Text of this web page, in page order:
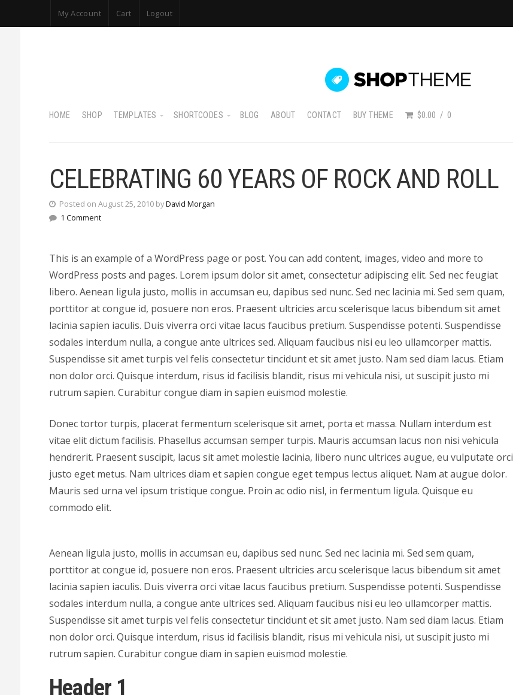
My Account Cart Logout
HOME SHOP TEMPLATES SHORTCODES BLOG ABOUT CONTACT BUY THEME $0.00 0
CELEBRATING 60 YEARS OF ROCK AND ROLL
Posted on August 25, 2010 byDavid Morgan
1 Comment
This is an example of a WordPress page or post. You can add content, images, video and more to
WordPress posts and pages. Lorem ipsum dolor sit amet, consectetur adipiscing elit. Sed nec feugiat
libero. Aenean ligula justo, mollis in accumsan eu, dapibus sed nunc. Sed nec lacinia mi. Sed sem quam,
porttitor at congue id, posuere non eros. Praesent ultricies arcu scelerisque lacus bibendum sit amet
lacinia sapien iaculis. Duis viverra orci vitae lacus faucibus pretium. Suspendisse potenti. Suspendisse
sodales interdum nulla, a congue ante ultrices sed. Aliquam faucibus nisi eu leo ullamcorper mattis.
Suspendisse sit amet turpis vel felis consectetur tincidunt et sit amet justo. Nam sed diam lacus. Etiam
non dolor orci. Quisque interdum, risus id facilisis blandit, risus mi vehicula nisi, ut suscipit justo mi
rutrum sapien. Curabitur congue diam in sapien euismod molestie.
Donec tortor turpis, placerat fermentum scelerisque sit amet, porta et massa. Nullam interdum est
vitae elit dictum facilisis. Phasellus accumsan semper turpis. Mauris accumsan lacus non nisi vehicula
hendrerit. Praesent suscipit, lacus sit amet molestie lacinia, libero nunc ultrices augue, eu vulputate orci
justo eget metus. Nam ultrices diam et sapien congue eget tempus lectus aliquet. Nam at augue dolor.
Mauris sed urna vel ipsum tristique congue. Proin ac odio nisl, in fermentum ligula. Quisque eu
commodo elit.
Aenean ligula justo, mollis in accumsan eu, dapibus sed nunc. Sed nec lacinia mi. Sed sem quam,
porttitor at congue id, posuere non eros. Praesent ultricies arcu scelerisque lacus bibendum sit amet
lacinia sapien iaculis. Duis viverra orci vitae lacus faucibus pretium. Suspendisse potenti. Suspendisse
sodales interdum nulla, a congue ante ultrices sed. Aliquam faucibus nisi eu leo ullamcorper mattis.
Suspendisse sit amet turpis vel felis consectetur tincidunt et sit amet justo. Nam sed diam lacus. Etiam
non dolor orci. Quisque interdum, risus id facilisis blandit, risus mi vehicula nisi, ut suscipit justo mi
rutrum sapien. Curabitur congue diam in sapien euismod molestie.
Header 1